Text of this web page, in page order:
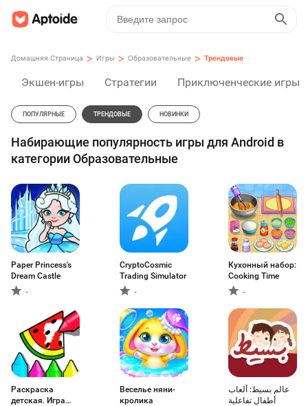
Домашняя Страница > Игры > Образовательные > Трендовые
Экшен-игры Стратегии Приключенческие игры
ПОПУЛЯРНЫЕ ТРЕНДОВЫЕ НОВИНКИ
Набирающие популярность игры для Android в
категории Образовательные
Paper Princess's
Dream Castle
-
CryptoCosmic
Trading Simulator
-
Кухонный набор:
Cooking Time
-
Раскраска
детская. Игра
Веселье няни-
кролика
عالم بسيط: ألعاب
أطفال تفاعلية